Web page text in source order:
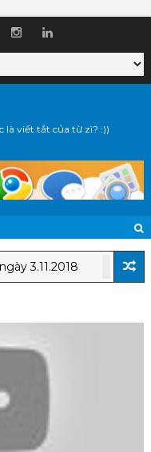
là viết tắt của từ zì? :))
CẬP